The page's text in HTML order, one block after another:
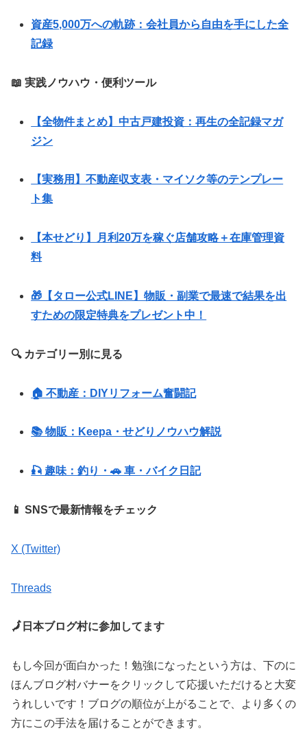
資産5,000万への軌跡：会社員から自由を手にした全
記録
📖 実践ノウハウ・便利ツール
【全物件まとめ】中古戸建投資：再生の全記録マガ
ジン
【実務用】不動産収支表・マイソク等のテンプレー
ト集
【本せどり】月利20万を稼ぐ店舗攻略＋在庫管理資
料
🎁【タロー公式LINE】物販・副業で最速で結果を出
すための限定特典をプレゼント中！
🔍 カテゴリー別に見る
🏠 不動産：DIYリフォーム奮闘記
📚 物販：Keepa・せどりノウハウ解説
🎣 趣味：釣り・🚗 車・バイク日記
📱 SNSで最新情報をチェック
X (Twitter)
Threads
🗾日本ブログ村に参加してます
もし今回が面白かった！勉強になったという方は、下のに
ほんブログ村バナーをクリックして応援いただけると大変
うれしいです！ブログの順位が上がることで、より多くの
方にこの手法を届けることができます。